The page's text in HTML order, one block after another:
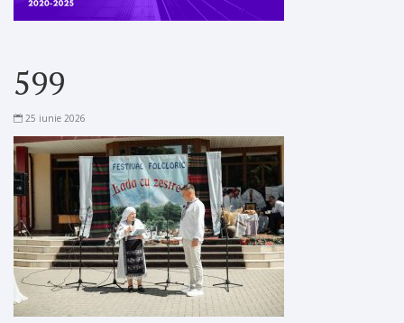
599
25 iunie 2026